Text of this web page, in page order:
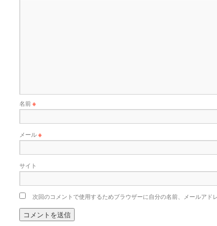
名前※
メール※
サイト
次回のコメントで使用するためブラウザーに自分の名前、メールアド